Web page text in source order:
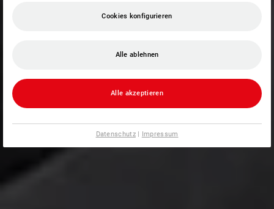
Cookies konfigurieren
Alle ablehnen
Alle akzeptieren
Datenschutz| Impressum